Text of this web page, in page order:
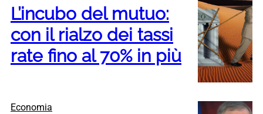
L’incubo del mutuo:
con il rialzo dei tassi
rate fino al 70% in più
Economia